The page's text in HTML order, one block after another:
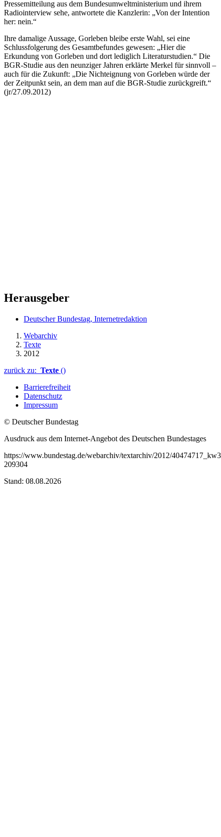
Pressemitteilung aus dem Bundesumweltministerium und ihrem
Radiointerview sehe, antwortete die Kanzlerin: „Von der Intention
her: nein.“
Ihre damalige Aussage, Gorleben bleibe erste Wahl, sei eine
Schlussfolgerung des Gesamtbefundes gewesen: „Hier die
Erkundung von Gorleben und dort lediglich Literaturstudien.“ Die
BGR-Studie aus den neunziger Jahren erklärte Merkel für sinnvoll –
auch für die Zukunft: „Die Nichteignung von Gorleben würde der
der Zeitpunkt sein, an dem man auf die BGR-Studie zurückgreift.“
(jr/27.09.2012)
Herausgeber
Deutscher Bundestag, Internetredaktion
Webarchiv
Texte
2012
zurück zu: Texte ()
Barrierefreiheit
Datenschutz
Impressum
© Deutscher Bundestag
Ausdruck aus dem Internet-Angebot des Deutschen Bundestages
https://www.bundestag.de/webarchiv/textarchiv/2012/
209304
Stand: 08.08.2026